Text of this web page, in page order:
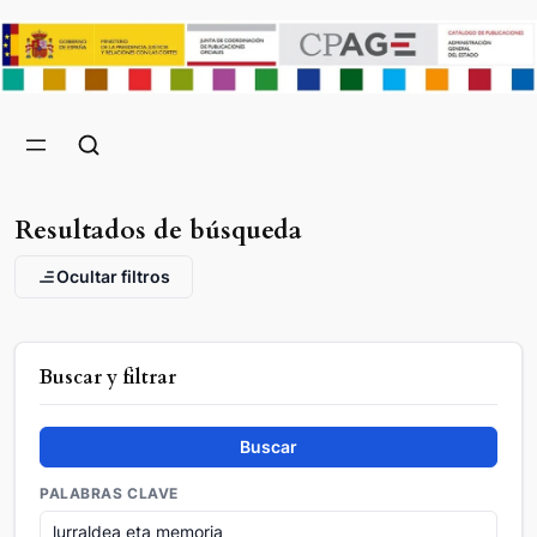
Resultados de búsqueda
Ocultar filtros
Buscar y filtrar
Buscar
PALABRAS CLAVE